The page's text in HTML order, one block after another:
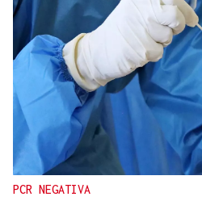
PCR NEGATIVA